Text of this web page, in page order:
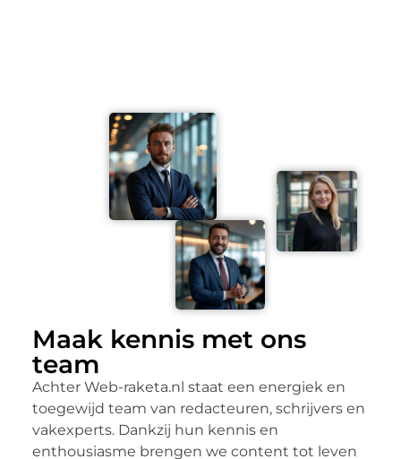
Maak kennis met ons
team
Achter Web-raketa.nl staat een energiek en
toegewijd team van redacteuren, schrijvers en
vakexperts. Dankzij hun kennis en
enthousiasme brengen we content tot leven